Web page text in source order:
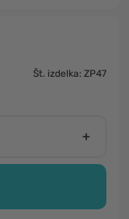
Št. izdelka: ZP47
+